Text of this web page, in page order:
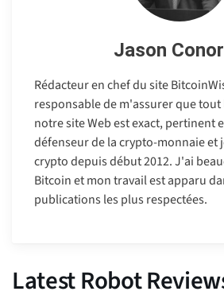
Jason Conor
Rédacteur en chef du site
responsable de m'assurer que
notre site Web est exact, pertinent
défenseur de la crypto-monnaie et
crypto depuis début 2012. J'ai
Bitcoin et mon travail est apparu
publications les plus respectées.
Latest Robot